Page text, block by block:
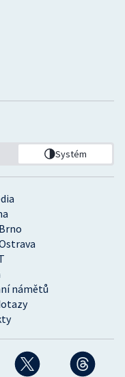
námětů
Systém